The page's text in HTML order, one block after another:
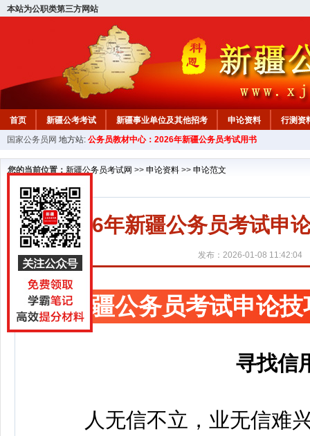
本站为公职类第三方网站
首页 新疆公考考试 新疆事业单位及其他招考 申论资料 行测资
新疆公务员行测试题 在线咨询 教材中心
国家公务员网 地方站: 公务员教材中心：2026年新疆公务员考试用书
您的当前位置： 新疆公务员考试网 >> 申论资料 >> 申论范文
2026年新疆公务员考试申
发布：2026-01-08 11:42:04
新疆公务员考试申论
寻找信用
人无信不立，业无信难兴